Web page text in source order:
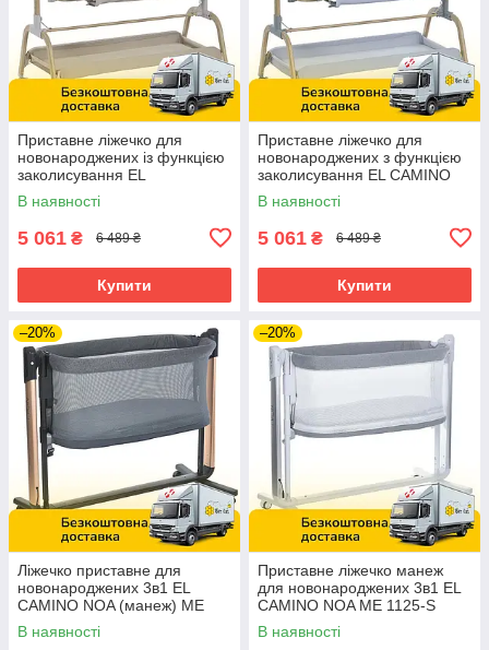
Приставне ліжечко для
новонароджених із функцією
заколисування EL
CAMINO INTENSE ME 1180-
W Taupe Beige Бежеве
В наявності
5 061 ₴ 6 489 ₴
Купити
Приставне ліжечко для
новонароджених з функцією
заколисування EL CAMINO
INTENSE ME 1180-W Gray
Сірий
В наявності
5 061 ₴ 6 489 ₴
Купити
–20%
Ліжечко приставне для
новонароджених 3в1 EL
CAMINO NOA (манеж) ME
1125-G Dark Gray Темно-
сірий
В наявності
–20%
Приставне ліжечко манеж
для новонароджених 3в1 EL
CAMINO NOA ME 1125-S
Graphite Сірий
В наявності